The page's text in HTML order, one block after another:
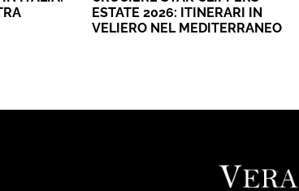
ESTATE 2026: ITINERARI IN
VELIERO NEL MEDITERRANEO